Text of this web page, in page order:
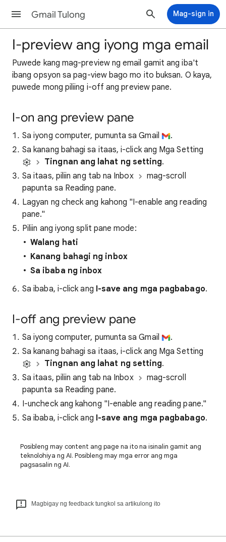
Gmail Tulong Mag-sign in
I-preview ang iyong mga email
Puwede kang mag-preview ng email gamit ang iba't
ibang opsyon sa pag-view bago mo ito buksan. O kaya,
puwede mong piliing i-off ang preview pane.
I-on ang preview pane
Sa iyong computer, pumunta sa Gmail
.
Sa kanang bahagi sa itaas, i-click ang Mga Setting
Tingnan ang lahat ng setting.
Sa itaas, piliin ang tab na Inbox
mag-scroll
papunta sa Reading pane.
Lagyan ng check ang kahong "I-enable ang reading
pane."
Piliin ang iyong split pane mode:
Walang hati
Kanang bahagi ng inbox
Sa ibaba ng inbox
Sa ibaba, i-click ang I-save ang mga pagbabago.
I-off ang preview pane
Sa iyong computer, pumunta sa Gmail
.
Sa kanang bahagi sa itaas, i-click ang Mga Setting
Tingnan ang lahat ng setting.
Sa itaas, piliin ang tab na Inbox
mag-scroll
papunta sa Reading pane.
I-uncheck ang kahong "I-enable ang reading pane."
Sa ibaba, i-click ang I-save ang mga pagbabago.
Posibleng may content ang page na ito na isinalin gamit ang
teknolohiya ng AI. Posibleng may mga error ang mga
pagsasalin ng AI.
Magbigay ng feedback tungkol sa artikulong ito